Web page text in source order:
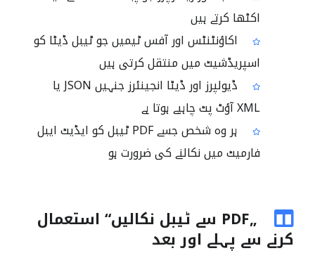
اکٹھا کرتے ہیں
اکاؤنٹنٹس اور آفس ٹیمیں جو ٹیبل ڈیٹا کو
اسپریڈشیٹ میں منتقل کرتی ہیں
ڈیولپرز اور ڈیٹا انجینئرز جنہیں JSON یا
XML آؤٹ پٹ چاہیے ہوتا ہے
ہر وہ شخص جسے PDF ٹیبل کو ایڈیٹ ایبل
فارمیٹ میں نکالنے کی ضرورت ہو
„PDF سے ٹیبل نکالیں“ استعمال
کرنے سے پہلے اور بعد